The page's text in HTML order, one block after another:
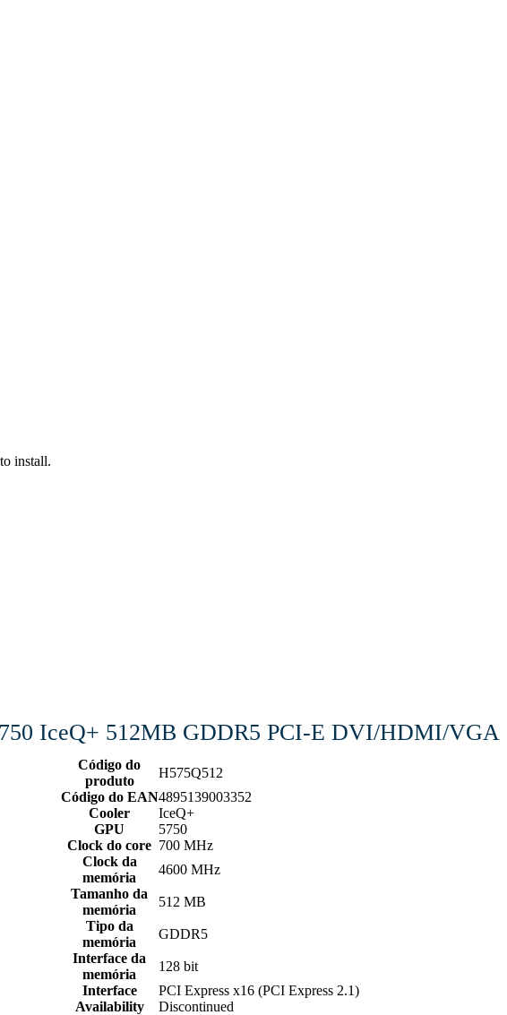
install.
IceQ+ 512MB GDDR5 PCI-E DVI/HDMI/VGA
Código do
produto
H575Q512
Código do EAN4895139003352
Cooler
IceQ+
GPU
5750
Clock do core 700 MHz
Clock da
memória
4600 MHz
Tamanho da
memória
512 MB
Tipo da
memória
GDDR5
Interface da
memória
128 bit
Interface
PCI Express x16 (PCI Express 2.1)
Availability
Discontinued